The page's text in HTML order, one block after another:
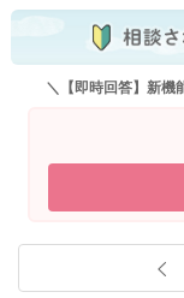
＼【即時回答】新機